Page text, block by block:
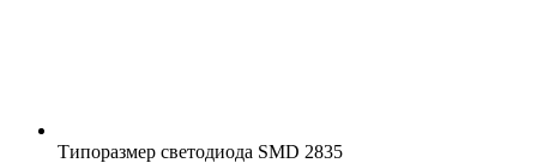
Типоразмер светодиода SMD 2835